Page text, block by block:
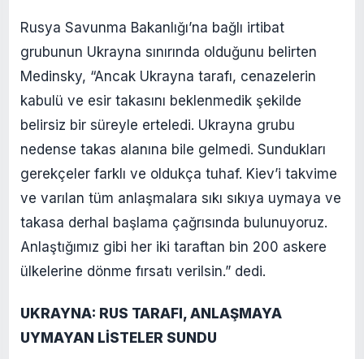
Rusya Savunma Bakanlığı’na bağlı irtibat
grubunun Ukrayna sınırında olduğunu belirten
Medinsky, “Ancak Ukrayna tarafı, cenazelerin
kabulü ve esir takasını beklenmedik şekilde
belirsiz bir süreyle erteledi. Ukrayna grubu
nedense takas alanına bile gelmedi. Sundukları
gerekçeler farklı ve oldukça tuhaf. Kiev’i takvime
ve varılan tüm anlaşmalara sıkı sıkıya uymaya ve
takasa derhal başlama çağrısında bulunuyoruz.
Anlaştığımız gibi her iki taraftan bin 200 askere
ülkelerine dönme fırsatı verilsin.” dedi.
UKRAYNA: RUS TARAFI, ANLAŞMAYA
UYMAYAN LİSTELER SUNDU